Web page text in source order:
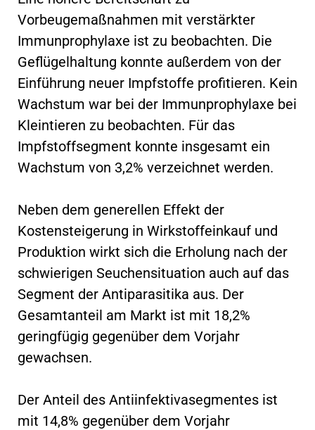
Vorbeugemaßnahmen mit verstärkter
Immunprophylaxe ist zu beobachten. Die
Geflügelhaltung konnte außerdem von der
Einführung neuer Impfstoffe profitieren. Kein
Wachstum war bei der Immunprophylaxe bei
Kleintieren zu beobachten. Für das
Impfstoffsegment konnte insgesamt ein
Wachstum von 3,2% verzeichnet werden.
Neben dem generellen Effekt der
Kostensteigerung in Wirkstoffeinkauf und
Produktion wirkt sich die Erholung nach der
schwierigen Seuchensituation auch auf das
Segment der Antiparasitika aus. Der
Gesamtanteil am Markt ist mit 18,2%
geringfügig gegenüber dem Vorjahr
gewachsen.
Der Anteil des Antiinfektivasegmentes ist
mit 14,8% gegenüber dem Vorjahr